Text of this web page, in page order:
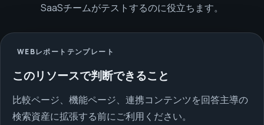
SaaSチームがテストするのに役立ちます。
WEBレポートテンプレート
このリソースで判断できること
比較ページ、機能ページ、連携コンテンツを回答主導の
検索資産に拡張する前にご利用ください。